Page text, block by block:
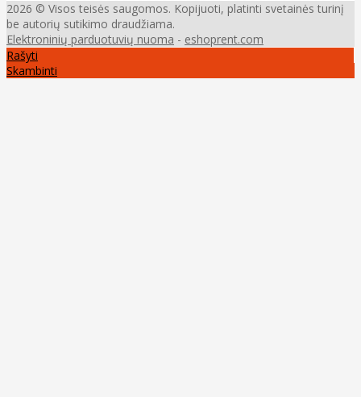
2026 © Visos teisės saugomos. Kopijuoti, platinti svetainės turinį
be autorių sutikimo draudžiama.
Elektroninių parduotuvių nuoma - eshoprent.com
Rašyti
Skambinti